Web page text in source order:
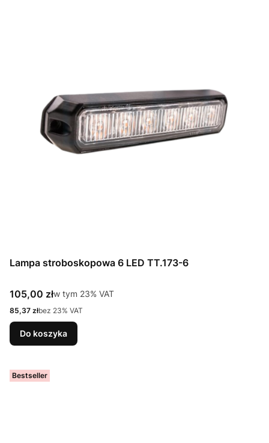
Lampa stroboskopowa 6 LED TT.173-6
Cena brutto
105,00 złw tym %s VAT
w tym 23% VAT
Cena netto
85,37 złbez 23% VAT
Do koszyka
Bestseller